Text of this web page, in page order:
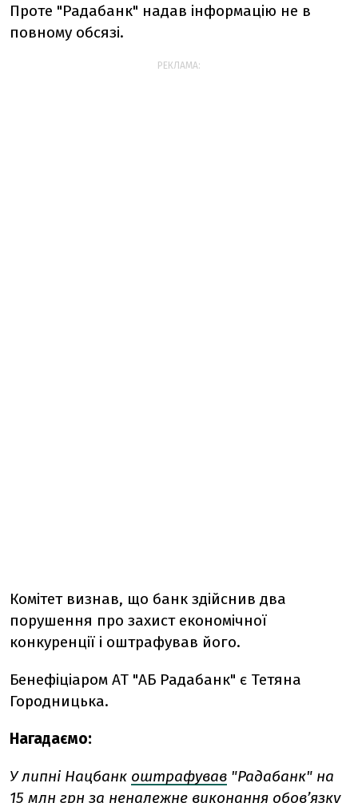
Проте "Радабанк" надав інформацію не в
повному обсязі.
РЕКЛАМА:
Комітет визнав, що банк здійснив два
порушення про захист економічної
конкуренції і оштрафував його.
Бенефіціаром АТ "АБ Радабанк" є Тетяна
Городницька.
Нагадаємо:
У липні Нацбанк оштрафував "Радабанк" на
15 млн грн за неналежне виконання обов’язку